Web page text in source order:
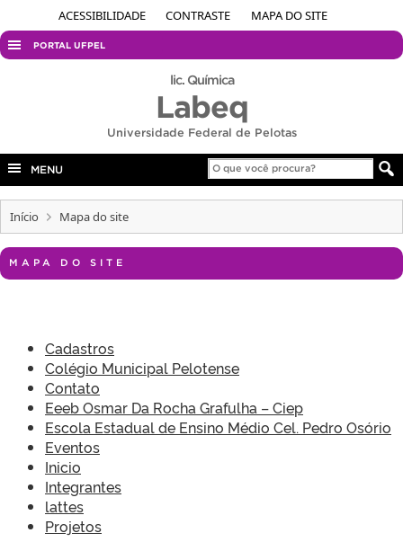
ACESSIBILIDADE CONTRASTE MAPA DO SITE
PORTAL UFPEL
CONCURSOS
EDITAIS
OUVIDORIA
lic. Química
Labeq
Universidade Federal de Pelotas
MENU
Início Mapa do site
MAPA DO SITE
Cadastros
Colégio Municipal Pelotense
Contato
Eeeb Osmar Da Rocha Grafulha – Ciep
Escola Estadual de Ensino Médio Cel. Pedro Osório
Eventos
Inicio
Integrantes
lattes
Projetos